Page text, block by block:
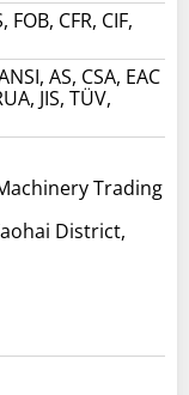
FOB, CFR, CIF,
AS, CSA, EAC
JIS, TÜV,
Trading
District,